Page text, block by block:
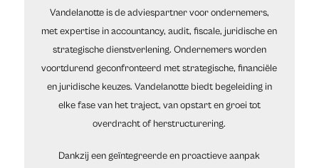
Vandelanotte is de adviespartner voor ondernemers,
met expertise in accountancy, audit, fiscale, juridische en
strategische dienstverlening. Ondernemers worden
voortdurend geconfronteerd met strategische, financiële
en juridische keuzes. Vandelanotte biedt begeleiding in
elke fase van het traject, van opstart en groei tot
overdracht of herstructurering.
Dankzij een geïntegreerde en proactieve aanpak